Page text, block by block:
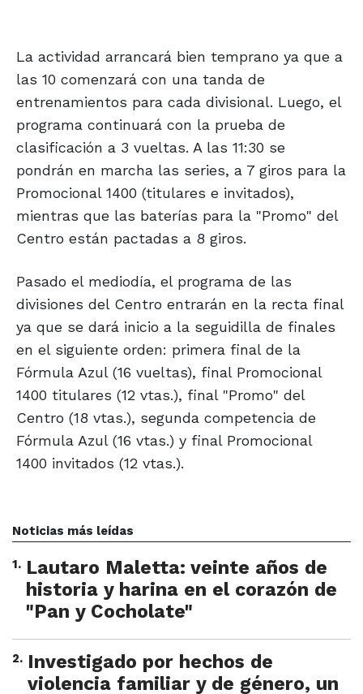
La actividad arrancará bien temprano ya que a
las 10 comenzará con una tanda de
entrenamientos para cada divisional. Luego, el
programa continuará con la prueba de
clasificación a 3 vueltas. A las 11:30 se
pondrán en marcha las series, a 7 giros para la
Promocional 1400 (titulares e invitados),
mientras que las baterías para la "Promo" del
Centro están pactadas a 8 giros.
Pasado el mediodía, el programa de las
divisiones del Centro entrarán en la recta final
ya que se dará inicio a la seguidilla de finales
en el siguiente orden: primera final de la
Fórmula Azul (16 vueltas), final Promocional
1400 titulares (12 vtas.), final "Promo" del
Centro (18 vtas.), segunda competencia de
Fórmula Azul (16 vtas.) y final Promocional
1400 invitados (12 vtas.).
Noticias más leídas
1. Lautaro Maletta: veinte años de
historia y harina en el corazón de
"Pan y Cocholate"
2. Investigado por hechos de
violencia familiar y de género, un